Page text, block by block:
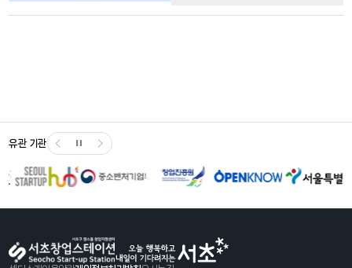
유관 기관